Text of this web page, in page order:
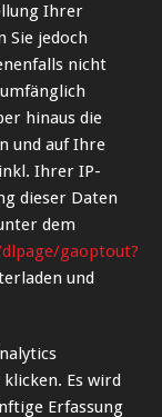
Ihrer
Sie jedoch
nicht
hinaus die
und auf Ihre
Ihrer IP-
dieser Daten
dem
gaoptout?
und
Es wird
Erfassung